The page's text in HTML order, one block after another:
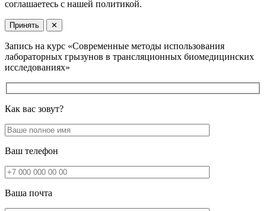
соглашаетесь с нашей политикой.
Принять ✕
Запись на курс «Современные методы использования
лабораторных грызунов в трансляционных биомедицинских
исследованиях»
Как вас зовут?
Ваш телефон
Ваша почта